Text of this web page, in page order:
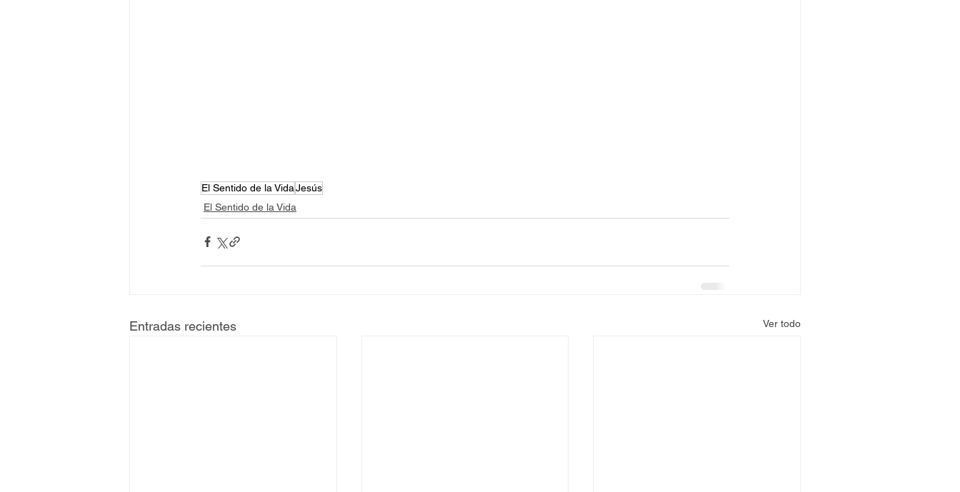
El Sentido de la VidaJesús
El Sentido de la Vida
Entradas recientes Ver todo